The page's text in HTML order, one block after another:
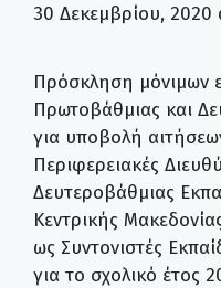
30 Δεκεμβρίου, 2020
Πρόσκληση μόνιμων
Πρωτοβάθμιας και
για υποβολή
Περιφερειακές
Δευτεροβάθμιας
Κεντρικής
ως Συντονιστές
για το σχολικό έτος